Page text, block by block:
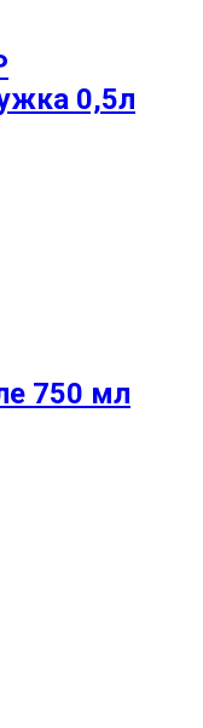
0,5л
750 мл